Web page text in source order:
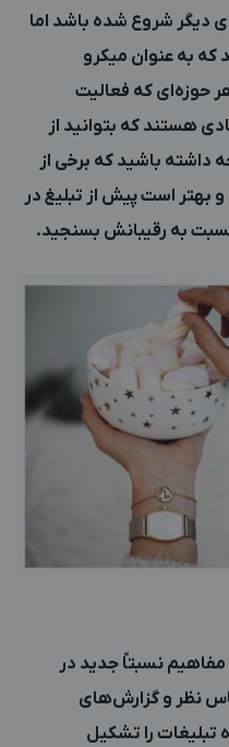
دیگر شروع شده باشد اما
که به عنوان میکرو
حوزه‌ای که فعالیت
هستند که بتوانید از
داشته باشید که برخی از
بهتر است پیش از تبلیغ در
به رقیبانش بسنجید.
مفاهیم نسبتاً جدید در
نظر و گزارش‌های
تبلیغات را تشکیل